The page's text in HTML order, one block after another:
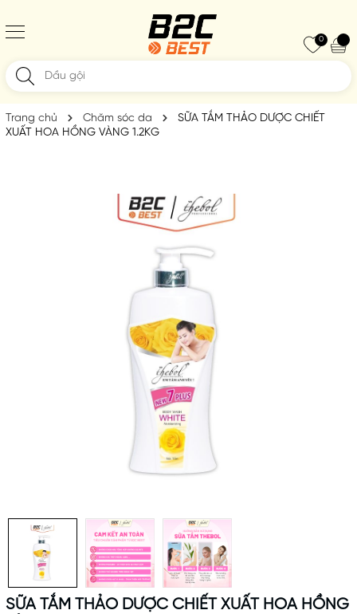
0
Trang chủ Chăm sóc da
SỮA TẮM THẢO DƯỢC CHIẾT
XUẤT HOA HỒNG VÀNG 1.2KG
SỮA TẮM THẢO DƯỢC CHIẾT XUẤT HOA HỒNG